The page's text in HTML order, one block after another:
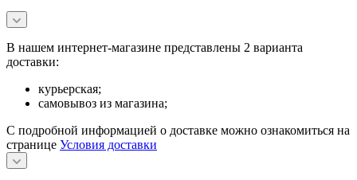
В нашем интернет-магазине представлены 2 варианта
доставки:
курьерская;
самовывоз из магазина;
С подробной информацией о доставке можно ознакомиться на
странице Условия доставки